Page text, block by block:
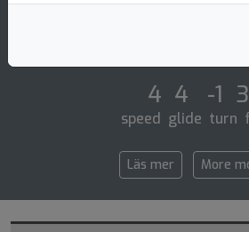
The a3 is an over stable utility
between midranges and putters.
strong to above
4 4 -1 3
speed glide turn
Läs mer More